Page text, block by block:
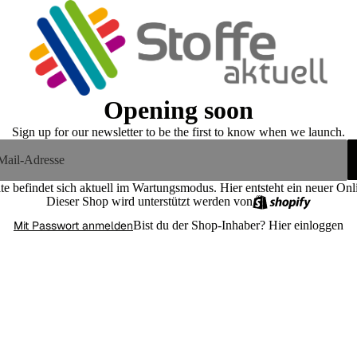
Opening soon
Sign up for our newsletter to be the first to know when we launch.
befindet sich aktuell im Wartungsmodus. Hier entsteht ein neuer
Dieser Shop wird unterstützt werden von
Mit Passwort anmeldenBist du der Shop-Inhaber? Hier einloggen